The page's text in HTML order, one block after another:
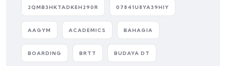
2QMB3HKTADKEH290R 07841U8YA39HIY
AAGYM ACADEMICS BAHAGIA
BOARDING BRTT BUDAYA DT